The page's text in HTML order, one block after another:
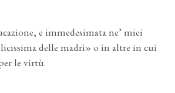
e immedesimata ne’ miei
delle madri» o in altre in cui
le virtù.